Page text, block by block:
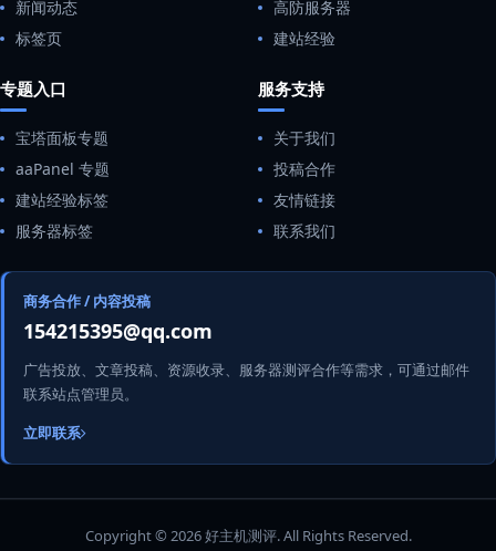
新闻动态
标签页
高防服务器
建站经验
专题入口
宝塔面板专题
aaPanel 专题
建站经验标签
服务器标签
服务支持
关于我们
投稿合作
友情链接
联系我们
商务合作 / 内容投稿
154215395@qq.com
广告投放、文章投稿、资源收录、服务器测评合作等需求，可通过邮件
联系站点管理员。
立即联系
Copyright © 2026 好主机测评. All Rights Reserved.